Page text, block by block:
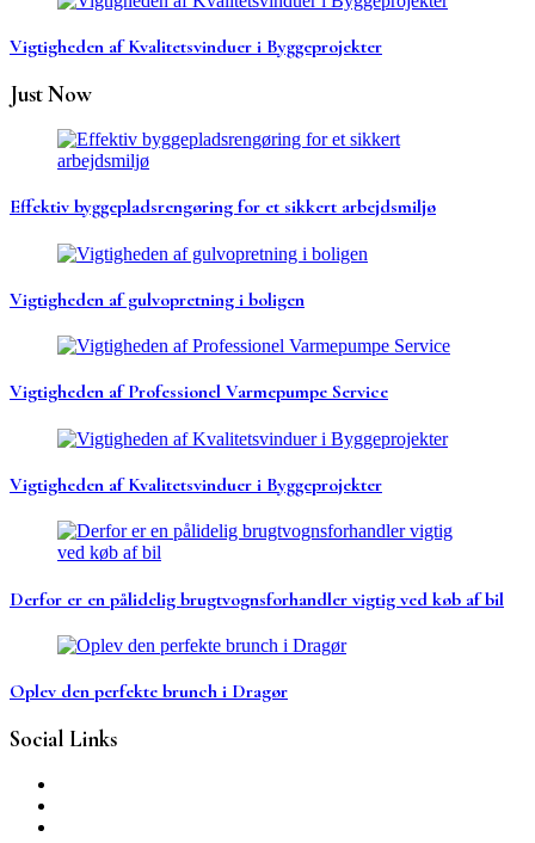
Vigtigheden af Kvalitetsvinduer i Byggeprojekter
Just Now
Effektiv byggepladsrengøring for et sikkert arbejdsmiljø
Vigtigheden af gulvopretning i boligen
Vigtigheden af Professionel Varmepumpe Service
Vigtigheden af Kvalitetsvinduer i Byggeprojekter
Derfor er en pålidelig brugtvognsforhandler vigtig ved køb af bil
Oplev den perfekte brunch i Dragør
Social Links